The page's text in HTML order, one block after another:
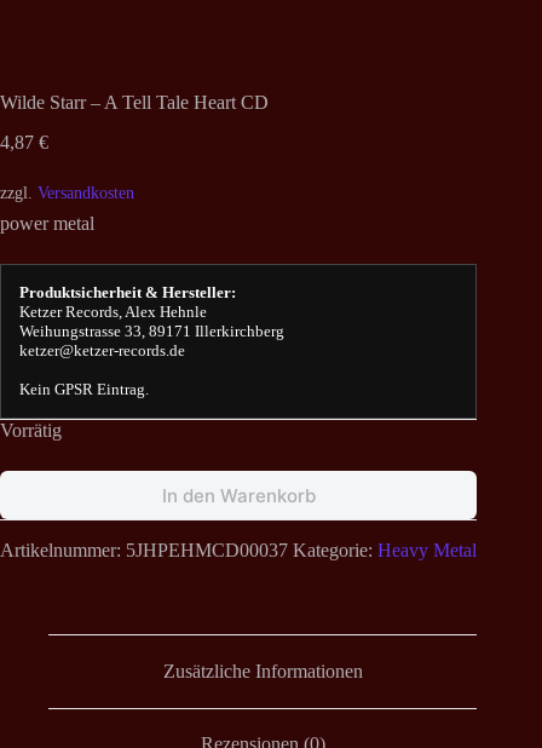
Wilde Starr – A Tell Tale Heart CD
4,87 €
zzgl. Versandkosten
power metal
Produktsicherheit & Hersteller:
Ketzer Records, Alex Hehnle
Weihungstrasse 33, 89171 Illerkirchberg
ketzer@ketzer-records.de
Kein GPSR Eintrag.
Vorrätig
In den Warenkorb
Artikelnummer: 5JHPEHMCD00037 Kategorie: Heavy Metal
Zusätzliche Informationen